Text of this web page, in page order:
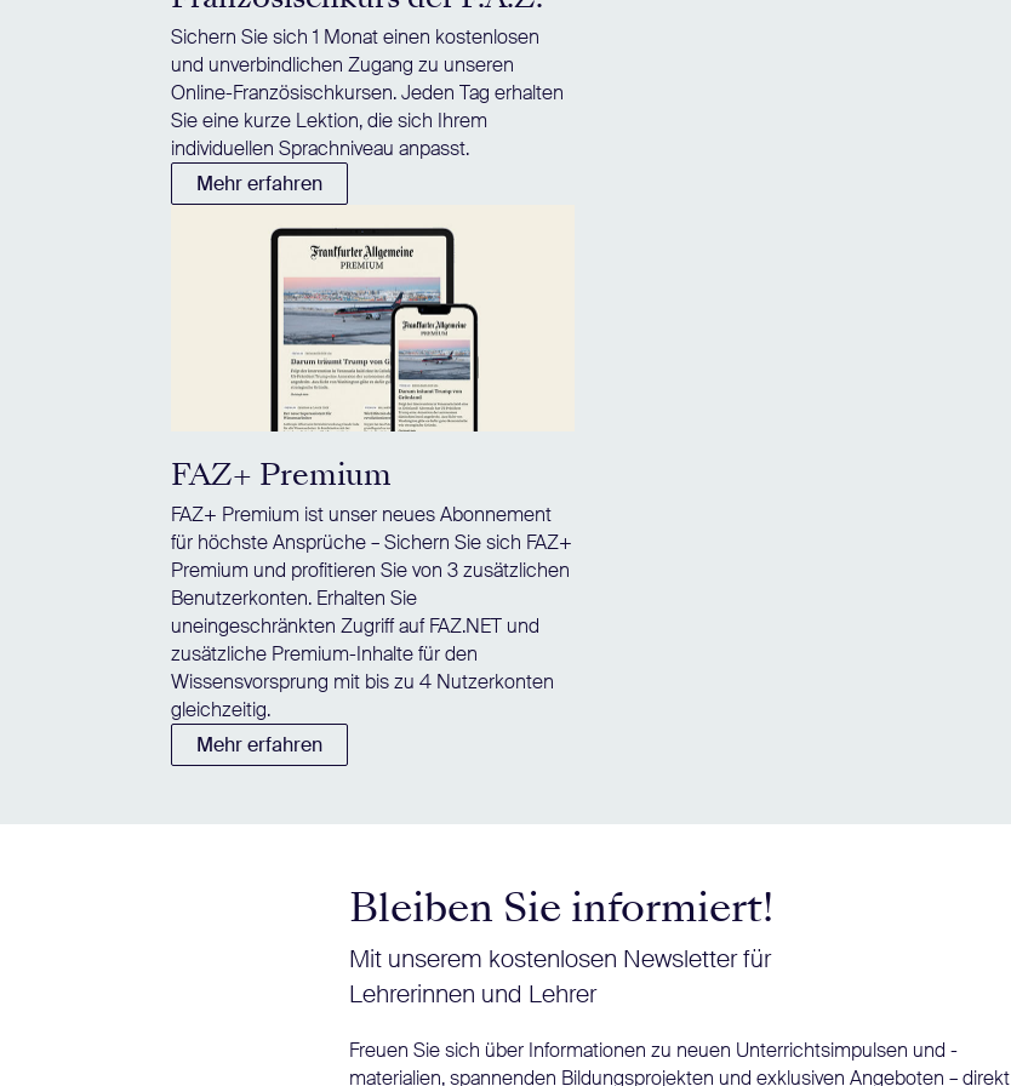
Sichern Sie sich 1 Monat einen kostenlosen
und unverbindlichen Zugang zu unseren
Online-Französischkursen. Jeden Tag erhalten
Sie eine kurze Lektion, die sich Ihrem
individuellen Sprachniveau anpasst.
Mehr erfahren
FAZ+ Premium
FAZ+ Premium ist unser neues Abonnement
für höchste Ansprüche – Sichern Sie sich FAZ+
Premium und profitieren Sie von 3 zusätzlichen
Benutzerkonten. Erhalten Sie
uneingeschränkten Zugriff auf FAZ.NET und
zusätzliche Premium-Inhalte für den
Wissensvorsprung mit bis zu 4 Nutzerkonten
gleichzeitig.
Mehr erfahren
Bleiben Sie informiert!
Mit unserem kostenlosen Newsletter für
Lehrerinnen und Lehrer
Freuen Sie sich über Informationen zu neuen Unterrichtsimpulsen und -
materialien, spannenden Bildungsprojekten und exklusiven Angeboten – direkt